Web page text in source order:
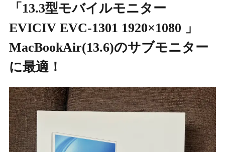
「13.3型モバイルモニター
EVICIV EVC-1301 1920×1080 」
MacBookAir(13.6)のサブモニター
に最適！